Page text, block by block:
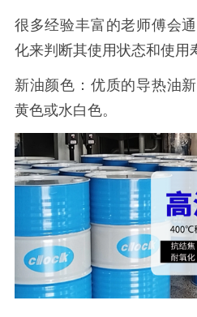
很多经验丰富的老师傅会
化来判断其使用状态和使用
新油颜色：优质的导热油
黄色或水白色。